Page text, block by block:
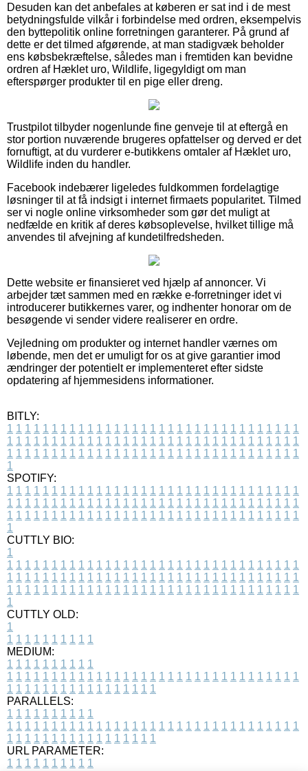
Desuden kan det anbefales at køberen er sat ind i de mest
betydningsfulde vilkår i forbindelse med ordren, eksempelvis
den byttepolitik online forretningen garanterer. På grund af
dette er det tilmed afgørende, at man stadigvæk beholder
ens købsbekræftelse, således man i fremtiden kan bevidne
ordren af Hæklet uro, Wildlife, ligegyldigt om man
efterspørger produkter til en pige eller dreng.
Trustpilot tilbyder nogenlunde fine genveje til at eftergå en
stor portion nuværende brugeres opfattelser og derved er det
fornuftigt, at du vurderer e-butikkens omtaler af Hæklet uro,
Wildlife inden du handler.
Facebook indebærer ligeledes fuldkommen fordelagtige
løsninger til at få indsigt i internet firmaets popularitet. Tilmed
ser vi nogle online virksomheder som gør det muligt at
nedfælde en kritik af deres købsoplevelse, hvilket tillige må
anvendes til afvejning af kundetilfredsheden.
Dette website er finansieret ved hjælp af annoncer. Vi
arbejder tæt sammen med en række e-forretninger idet vi
introducerer butikkernes varer, og indhenter honorar om de
besøgende vi sender videre realiserer en ordre.
Vejledning om produkter og internet handler værnes om
løbende, men det er umuligt for os at give garantier imod
ændringer der potentielt er implementeret efter sidste
opdatering af hjemmesidens informationer.
BITLY:
1 1 1 1 1 1 1 1 1 1 1 1 1 1 1 1 1 1 1 1 1 1 1 1 1 1 1 1 1 1 1 1 1
1 1 1 1 1 1 1 1 1 1 1 1 1 1 1 1 1 1 1 1 1 1 1 1 1 1 1 1 1 1 1 1 1
1 1 1 1 1 1 1 1 1 1 1 1 1 1 1 1 1 1 1 1 1 1 1 1 1 1 1 1 1 1 1 1 1
1
SPOTIFY:
1 1 1 1 1 1 1 1 1 1 1 1 1 1 1 1 1 1 1 1 1 1 1 1 1 1 1 1 1 1 1 1 1
1 1 1 1 1 1 1 1 1 1 1 1 1 1 1 1 1 1 1 1 1 1 1 1 1 1 1 1 1 1 1 1 1
1 1 1 1 1 1 1 1 1 1 1 1 1 1 1 1 1 1 1 1 1 1 1 1 1 1 1 1 1 1 1 1 1
1
CUTTLY BIO:
1
1 1 1 1 1 1 1 1 1 1 1 1 1 1 1 1 1 1 1 1 1 1 1 1 1 1 1 1 1 1 1 1 1
1 1 1 1 1 1 1 1 1 1 1 1 1 1 1 1 1 1 1 1 1 1 1 1 1 1 1 1 1 1 1 1 1
1 1 1 1 1 1 1 1 1 1 1 1 1 1 1 1 1 1 1 1 1 1 1 1 1 1 1 1 1 1 1 1 1
1
CUTTLY OLD:
1
1 1 1 1 1 1 1 1 1 1
MEDIUM:
1 1 1 1 1 1 1 1 1 1
1 1 1 1 1 1 1 1 1 1 1 1 1 1 1 1 1 1 1 1 1 1 1 1 1 1 1 1 1 1 1 1 1
1 1 1 1 1 1 1 1 1 1 1 1 1 1 1 1 1
PARALLELS:
1 1 1 1 1 1 1 1 1 1
1 1 1 1 1 1 1 1 1 1 1 1 1 1 1 1 1 1 1 1 1 1 1 1 1 1 1 1 1 1 1 1 1
1 1 1 1 1 1 1 1 1 1 1 1 1 1 1 1 1
URL PARAMETER:
1 1 1 1 1 1 1 1 1 1